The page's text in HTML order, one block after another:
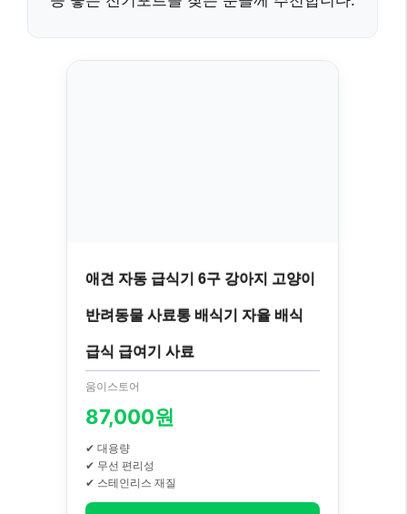
애견 자동 급식기 6구 강아지 고양이
반려동물 사료통 배식기 자율 배식
급식 급여기 사료
움이스토어
87,000원
✔ 대용량
✔ 무선 편리성
✔ 스테인리스 재질